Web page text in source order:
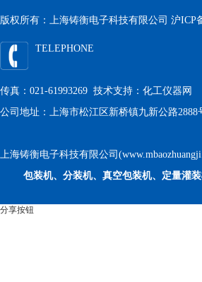
版权所有：上海铸衡电子科技有限公司 沪ICP
TELEPHONE
传真：021-61993269 技术支持： 化工仪器网
公司地址：上海市松江区新桥镇九新公路2888
上海铸衡电子科技有限公司
包装机、分装机、真空包装机、定量灌
分享按钮